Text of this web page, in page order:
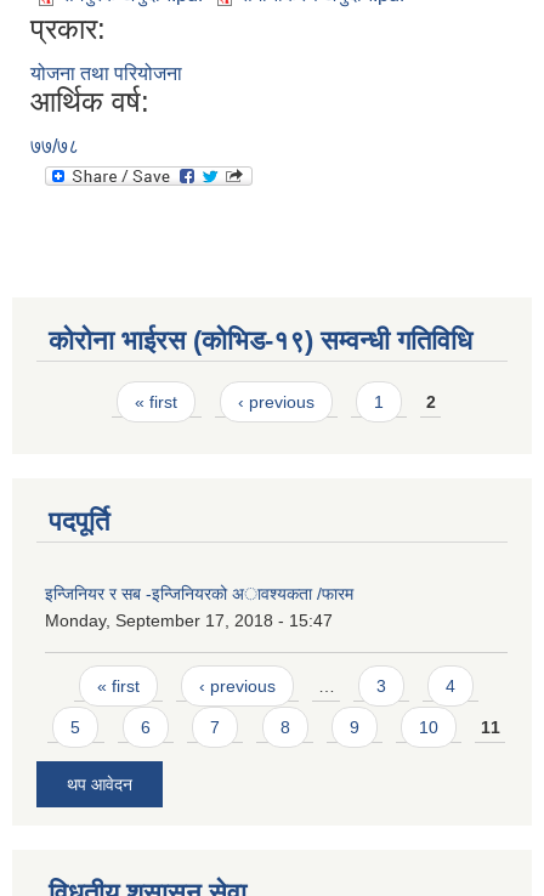
प्रकार:
योजना तथा परियोजना
आर्थिक वर्ष:
७७/७८
कोरोना भाईरस (कोभिड-१९) सम्वन्धी गतिविधि
Pages« first ‹ previous 1 2
पदपूर्ति
इन्जिनियर र सब -इन्जिनियरको अावश्यकता /फारम
Monday, September 17, 2018 - 15:47
Pages
« first ‹ previous … 3 4
5 6 7 8 9 10 11
थप आवेदन